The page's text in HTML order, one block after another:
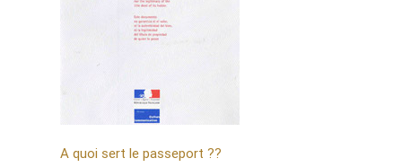
A quoi sert le passeport ??